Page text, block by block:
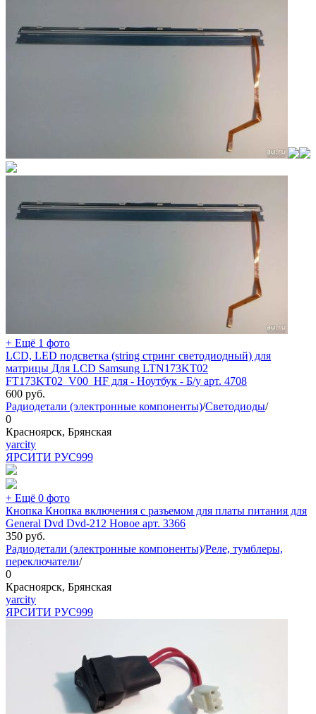
+ Ещё 1 фото
LCD, LED подсветка (string стринг светодиодный) для
матрицы Для LCD Samsung LTN173KT02
FT173KT02_V00_HF для - Ноутбук - Б/у арт. 4708
600 руб.
Радиодетали (электронные компоненты)/Светодиоды/
0
Красноярск, Брянская
yarcity
ЯРСИТИ РУС999
+ Ещё 0 фото
Кнопка Кнопка включения с разъемом для платы питания для
General Dvd Dvd-212 Новое арт. 3366
350 руб.
Радиодетали (электронные компоненты)/Реле, тумблеры,
переключатели/
0
Красноярск, Брянская
yarcity
ЯРСИТИ РУС999